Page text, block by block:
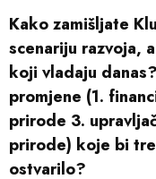
Kako zamišljate
scenariju razvoja,
koji vladaju
promjene (1.
prirode 3.
prirode) koje bi
ostvarilo?